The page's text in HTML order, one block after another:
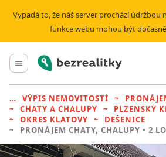
Vypadá to, že náš server prochází údržbou
funkce webu mohou být
Hlavní menu
Bezrealitky
VÝPIS NEMOVITOSTÍ
CHATY A CHALUPY
PLZEŇSKÝ
OKRES KLATOVY
DEŠENICE
PRONÁJEM CHATY, CHALUPY • 2 LOŽNICE